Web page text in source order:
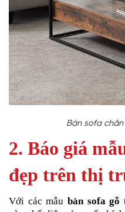
Bàn sofa
2. Báo giá
đẹp trên thị
Với các mẫu bàn sofa gỗ